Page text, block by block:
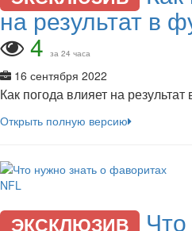
на результат в
4 за 24 часа
16 сентября 2022
Как погода влияет на
Открыть полную версию
ЭКСКЛЮЗИВ